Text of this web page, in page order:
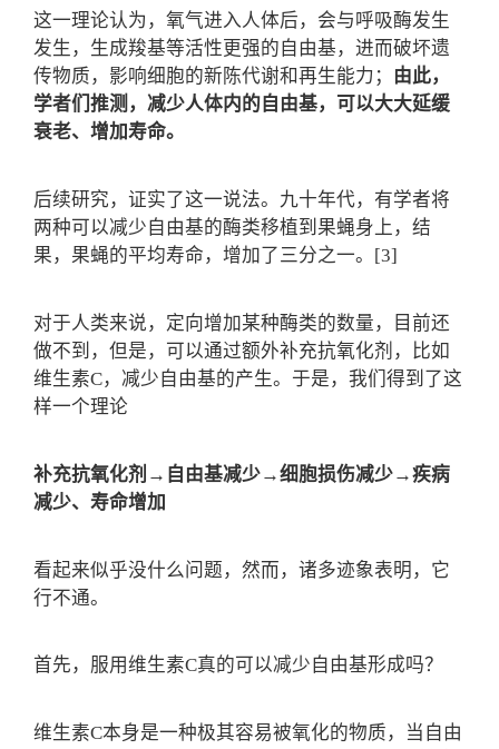
这一理论认为，氧气进入人体后，会与呼吸酶发生
发生，生成羧基等活性更强的自由基，进而破坏遗
传物质，影响细胞的新陈代谢和再生能力；
由此，
学者们推测，减少人体内的自由基，可以大大延缓
衰老、增加寿命。
后续研究，证实了这一说法。九十年代，有学者将
两种可以减少自由基的酶类移植到果蝇身上，结
果，果蝇的平均寿命，增加了三分之一。[3]
对于人类来说，定向增加某种酶类的数量，目前还
做不到，但是，可以通过额外补充抗氧化剂，比如
维生素C，减少自由基的产生。于是，我们得到了这
样一个理论
补充抗氧化剂→自由基减少→细胞损伤减少→疾病
减少、寿命增加
看起来似乎没什么问题，然而，诸多迹象表明，它
行不通。
首先，服用维生素C真的可以减少自由基形成吗？
维生素C本身是一种极其容易被氧化的物质，当自由